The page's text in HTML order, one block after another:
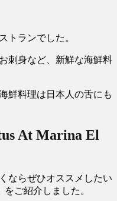
トランでした。
刺身など、新鮮な海鮮料
鮮料理は日本人の舌にも
At Marina El
ならぜひオススメしたい
をご紹介しました。